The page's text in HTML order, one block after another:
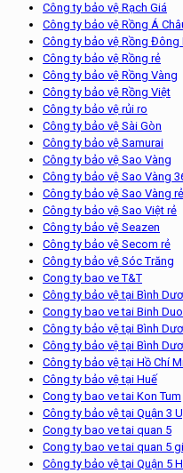
Công ty bảo vệ Rạch Giá
Công ty bảo vệ Rồng Á
Công ty bảo vệ Rồng Đông
Công ty bảo vệ Rồng rẻ
Công ty bảo vệ Rồng Vàng
Công ty bảo vệ Rồng Việt
Công ty bảo vệ rủi ro
Công ty bảo vệ Sài Gòn
Công ty bảo vệ Samurai
Công ty bảo vệ Sao Vàng
Công ty bảo vệ Sao Vàng
Công ty bảo vệ Sao Vàng rẻ
Công ty bảo vệ Sao Việt rẻ
Công ty bảo vệ Seazen
Công ty bảo vệ Secom rẻ
Công ty bảo vệ Sóc Trăng
Cong ty bao ve T&T
Công ty bảo vệ tại Bình
Cong ty bao ve tai Binh
Công ty bảo vệ tại Bình
Công ty bảo vệ tại Bình
Công ty bảo vệ tại Hồ Chí
Công ty bảo vệ tại Huế
Cong ty bao ve tai Kon Tum
Công ty bảo vệ tại Quận 3
Cong ty bao ve tai quan 5
Cong ty bao ve tai quan 5
Công ty bảo vệ tại Quận 5